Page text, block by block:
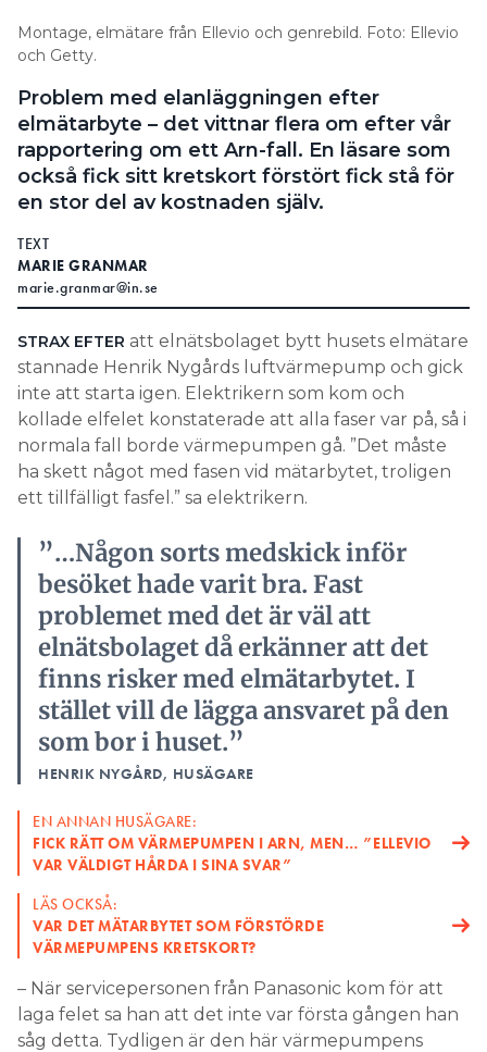
Montage, elmätare från Ellevio och genrebild. Foto: Ellevio
och Getty.
Problem med elanläggningen efter
elmätarbyte – det vittnar flera om efter vår
rapportering om ett Arn-fall. En läsare som
också fick sitt kretskort förstört fick stå för
en stor del av kostnaden själv.
TEXT
MARIE GRANMAR
marie.granmar@in.se
STRAX EFTER att elnätsbolaget bytt husets elmätare
stannade Henrik Nygårds luftvärmepump och gick
inte att starta igen. Elektrikern som kom och
kollade elfelet konstaterade att alla faser var på, så i
normala fall borde värmepumpen gå. ”Det måste
ha skett något med fasen vid mätarbytet, troligen
ett tillfälligt fasfel.” sa elektrikern.
”…Någon sorts medskick inför
besöket hade varit bra. Fast
problemet med det är väl att
elnätsbolaget då erkänner att det
finns risker med elmätarbytet. I
stället vill de lägga ansvaret på den
som bor i huset.”
HENRIK NYGÅRD, HUSÄGARE
EN ANNAN HUSÄGARE:
FICK RÄTT OM VÄRMEPUMPEN I ARN, MEN… ”ELLEVIO
VAR VÄLDIGT HÅRDA I SINA SVAR”
LÄS OCKSÅ:
VAR DET MÄTARBYTET SOM FÖRSTÖRDE
VÄRMEPUMPENS KRETSKORT?
– När servicepersonen från Panasonic kom för att
laga felet sa han att det inte var första gången han
såg detta. Tydligen är den här värmepumpens